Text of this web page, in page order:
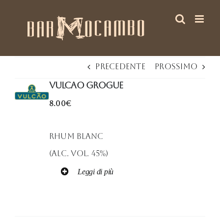
Precedente Prossimo
VULCAO GROGUE
8.00€
Rhum Blanc
(Alc. Vol. 45%)
Leggi di più